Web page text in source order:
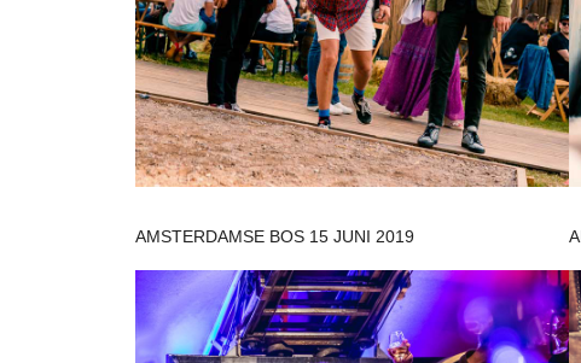
AMSTERDAMSE BOS 15 JUNI 2019